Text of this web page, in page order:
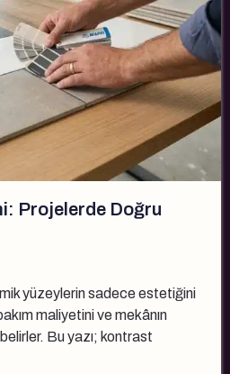
Projelerde Doğru
yüzeylerin sadece estetiğini
maliyetini ve mekânın
Bu yazı; kontrast